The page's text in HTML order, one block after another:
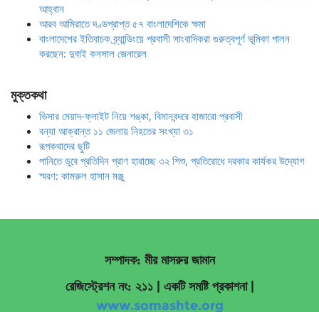
আহ্বান
আরব আমিরাতে দণ্ডপ্রাপ্ত ৫৭ বাংলাদেশিকে ক্ষমা
বাংলাদেশের ইতিবাচক ব্র্যান্ডিংয়ে প্রবাসী সাংবাদিকরা গুরুত্বপূর্ণ ভূমিকা পালন
করছেন: দুবাই কনসাল জেনারেল
মুক্তকথা
ভিসার মেয়াদ-ফ্লাইট নিয়ে শঙ্কা, বিমানবন্দরে হাজারো প্রবাসী
বন্যা আক্রান্ত ১১ জেলায় নিহতের সংখ্যা ৩১
রূপকথাদের ছুটি
পানিতে ডুবে প্রতিদিন প্রাণ হারাচ্ছে ৩২ শিশু, প্রতিরোধে দরকার কার্যকর উদ্যোগ
স্মরণ: কামরুল হাসান মঞ্জু
সম্পাদক: মীর মাসরুর জামান
রেজিস্ট্রেশন নং: ২১১ | একটি সমষ্টি প্রকাশনা
www.somashte.org